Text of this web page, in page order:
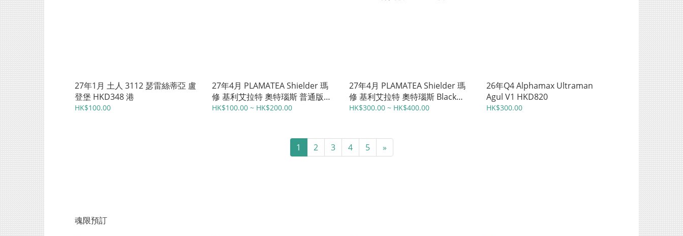
27年1月 土人 3112 瑟雷絲蒂亞 盧
登堡 HKD348 港
HK$100.00
27年4月 PLAMATEA Shielder 瑪
修 基利艾拉特 奧特瑙斯 普通版
HKD398 港 / 特典版HKD498 日
HK$100.00 ~ HK$200.00
27年4月 PLAMATEA Shielder 瑪
修 基利艾拉特 奧特瑙斯 Black
Barrel Edition 普通版HKD880 港
HK$300.00 ~ HK$400.00
26年Q4 Alphamax Ultraman
Agul V1 HKD820
HK$300.00
1 2 3 4 5 »
魂限預訂